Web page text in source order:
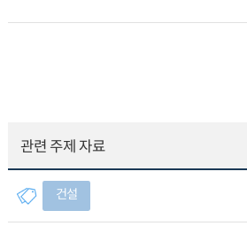
관련 주제 자료
건설